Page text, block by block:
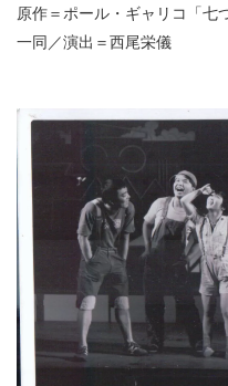
原作＝ポール・ギャリコ「七
一同／演出＝西尾栄儀